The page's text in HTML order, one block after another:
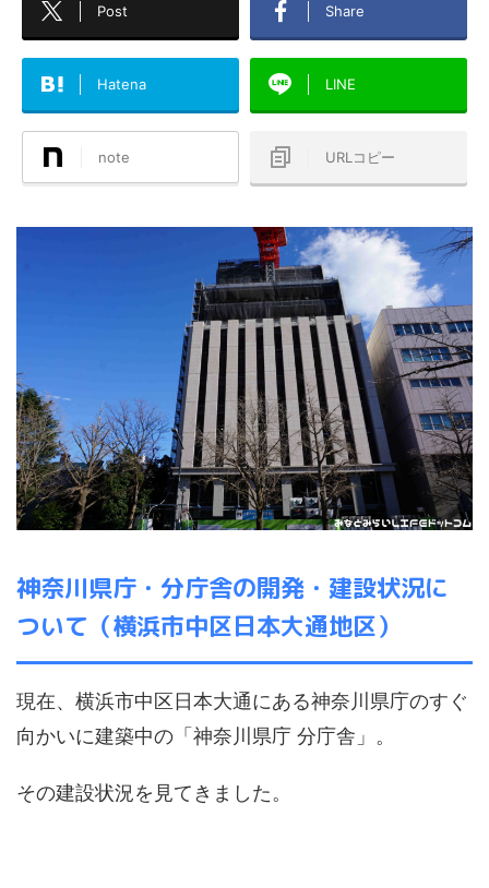
Post Share
Hatena LINE
note URLコピー
神奈川県庁・分庁舎の開発・建設状況に
ついて（横浜市中区日本大通地区）
現在、横浜市中区日本大通にある神奈川県庁のすぐ
向かいに建築中の「神奈川県庁 分庁舎」。
その建設状況を見てきました。